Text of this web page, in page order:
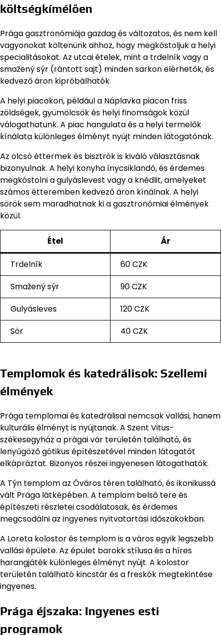
költségkímélően
Prága gasztronómiája gazdag és változatos, és nem kell
vagyonokat költenünk ahhoz, hogy megkóstoljuk a helyi
specialitásokat. Az utcai ételek, mint a trdelník vagy a
smažený sýr (rántott sajt) minden sarkon elérhetők, és
kedvező áron kipróbálhatók.
A helyi piacokon, például a Náplavka piacon friss
zöldségek, gyümölcsök és helyi finomságok közül
válogathatunk. A piac hangulata és a helyi termelők
kínálata különleges élményt nyújt minden látogatónak.
Az olcsó éttermek és bisztrók is kiváló választásnak
bizonyulnak. A helyi konyha ínycsiklandó, és érdemes
megkóstolni a gulyáslevest vagy a knédlit, amelyeket
számos étteremben kedvező áron kínálnak. A helyi
sörök sem maradhatnak ki a gasztronómiai élmények
közül.
Étel Ár
Trdelník
60 CZK
Smažený sýr
90 CZK
Gulyásleves
120 CZK
Sör
40 CZK
Templomok és katedrálisok: Szellemi
élmények
Prága templomai és katedrálisai nemcsak vallási, hanem
kulturális élményt is nyújtanak. A Szent Vitus-
székesegyház a prágai vár területén található, és
lenyűgöző gótikus építészetével minden látogatót
elkápráztat. Bizonyos részei ingyenesen látogathatók.
A Týn templom az Óváros téren található, és ikonikussá
vált Prága látképében. A templom belső tere és
építészeti részletei csodálatosak, és érdemes
megcsodálni az ingyenes nyitvatartási időszakokban.
A Loreta kolostor és templom is a város egyik legszebb
vallási épülete. Az épület barokk stílusa és a híres
harangjáték különleges élményt nyújt. A kolostor
területén található kincstár és a freskók megtekintése
ingyenes.
Prága éjszaka: Ingyenes esti
programok